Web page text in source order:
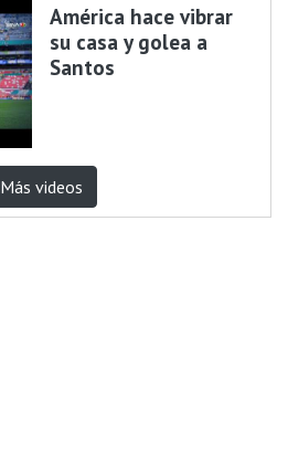
América hace vibrar
su casa y golea a
Santos
Más videos